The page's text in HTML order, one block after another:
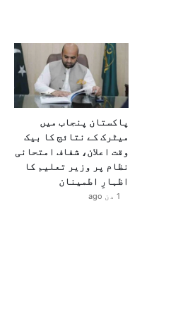
پاکستان پنجاب میں
میٹرک کے نتائج کا بیک
وقت اعلان، شفاف امتحانی
نظام پر وزیر تعلیم کا
اظہارِ اطمینان
1 دن ago